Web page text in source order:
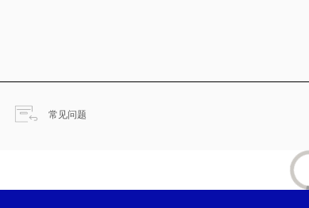
常见问题